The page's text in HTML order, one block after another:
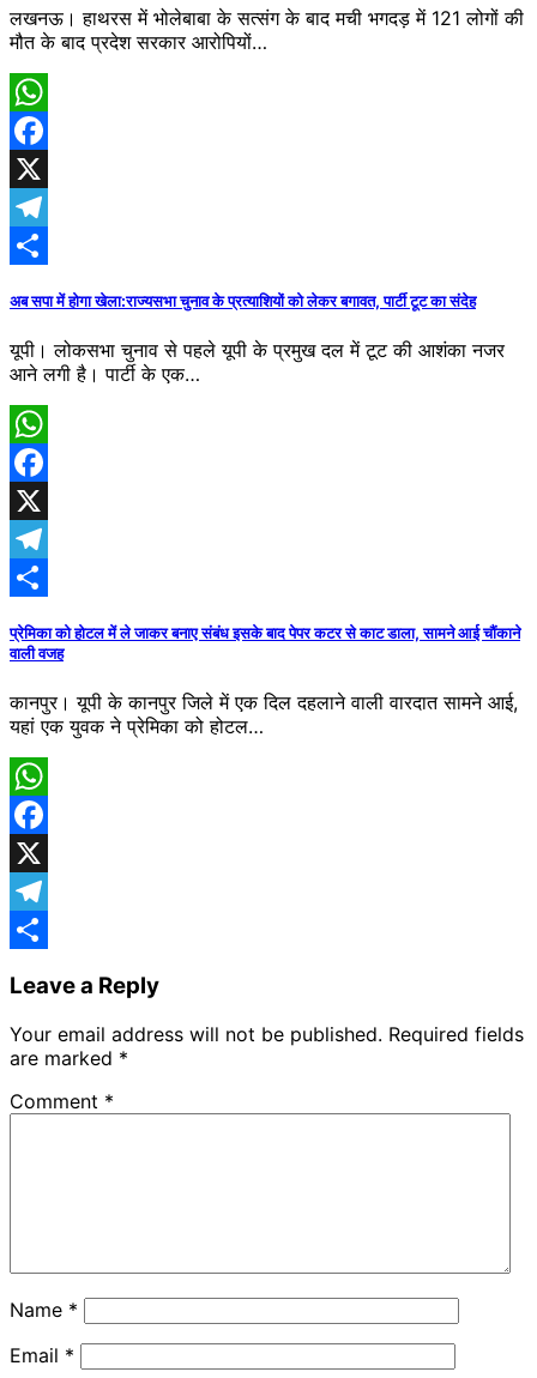
लखनऊ। हाथरस में भोलेबाबा के सत्संग के बाद मची भगदड़ में 121 लोगों की
मौत के बाद प्रदेश सरकार आरोपियों…
WhatsApp
Facebook
X
Telegram
अब सपा में होगा खेला:राज्यसभा चुनाव के प्रत्याशियों को लेकर बगावत, पार्टी टूट का संदेह
यूपी। लोकसभा चुनाव से पहले यूपी के प्रमुख दल में टूट की आशंका नजर
आने लगी है। पार्टी के एक…
WhatsApp
Facebook
X
Telegram
प्रेमिका को होटल में ले जाकर बनाए संबंध इसके बाद पेपर कटर से काट डाला, सामने आई चौंकाने
वाली वजह
कानपुर। यूपी के कानपुर जिले में एक​ दिल दहलाने वाली वारदात सामने आई,
यहां एक युवक ने प्रेमिका को होटल…
WhatsApp
Facebook
X
Telegram
Leave a Reply
Your email address will not be published. Required fields
are marked *
Comment *
Name *
Email *